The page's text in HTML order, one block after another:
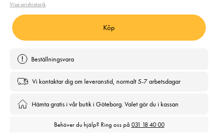
Visa prishistorik
Köp
Beställningsvara
Vi kontaktar dig om leveranstid, normalt 5-7 arbetsdagar
Hämta gratis i vår butik i Göteborg. Valet gör du i kassan
Behöver du hjälp? Ring oss på 031 18 40 00